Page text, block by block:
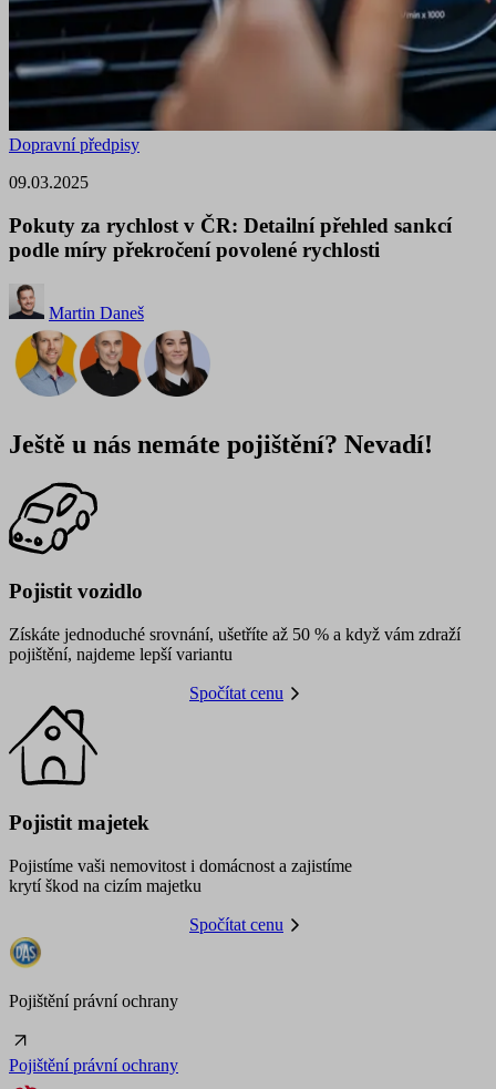
Dopravní předpisy
09.03.2025
Pokuty za rychlost v ČR: Detailní přehled sankcí
podle míry překročení povolené rychlosti
Martin Daneš
Ještě u nás nemáte pojištění? Nevadí!
Pojistit vozidlo
Získáte jednoduché srovnání, ušetříte až 50 % a když vám zdraží
pojištění, najdeme lepší variantu
Spočítat cenu
Pojistit majetek
Pojistíme vaši nemovitost i domácnost a zajistíme
krytí škod na cizím majetku
Spočítat cenu
Pojištění právní ochrany
Pojištění právní ochrany